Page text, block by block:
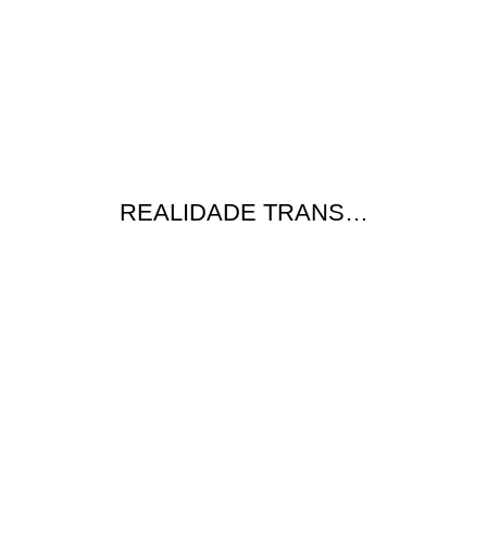
REALIDADE TRANS…